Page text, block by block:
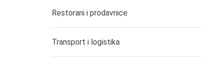
Restorani i prodavnice
Transport i logistika